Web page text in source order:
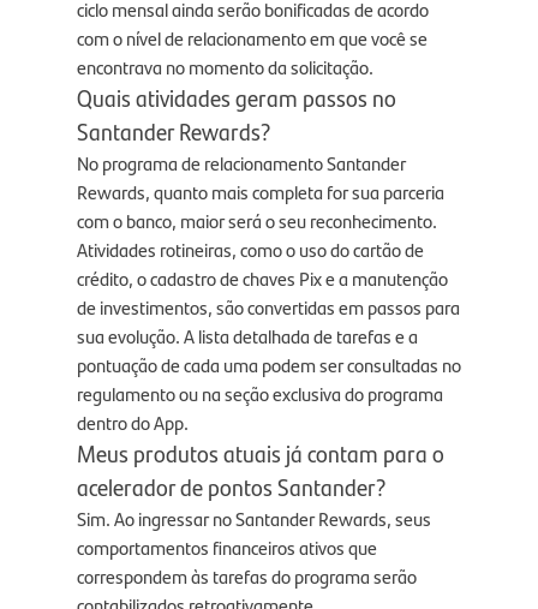
ciclo mensal ainda serão bonificadas de acordo
com o nível de relacionamento em que você se
encontrava no momento da solicitação.
Quais atividades geram passos no
Santander Rewards?
No programa de relacionamento Santander
Rewards, quanto mais completa for sua parceria
com o banco, maior será o seu reconhecimento.
Atividades rotineiras, como o uso do cartão de
crédito, o cadastro de chaves Pix e a manutenção
de investimentos, são convertidas em passos para
sua evolução. A lista detalhada de tarefas e a
pontuação de cada uma podem ser consultadas no
regulamento ou na seção exclusiva do programa
dentro do App.
Meus produtos atuais já contam para o
acelerador de pontos Santander?
Sim. Ao ingressar no Santander Rewards, seus
comportamentos financeiros ativos que
correspondem às tarefas do programa serão